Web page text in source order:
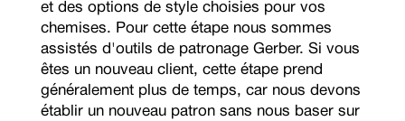
et des options de style choisies pour vos
chemises. Pour cette étape nous sommes
assistés d'outils de patronage Gerber. Si vous
êtes un nouveau client, cette étape prend
généralement plus de temps, car nous devons
établir un nouveau patron sans nous baser sur